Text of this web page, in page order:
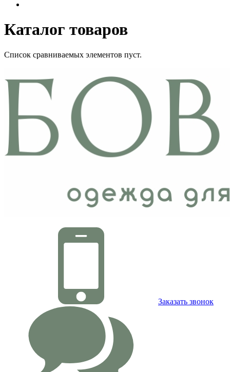
Каталог товаров
Список сравниваемых элементов пуст.
Заказать звонок